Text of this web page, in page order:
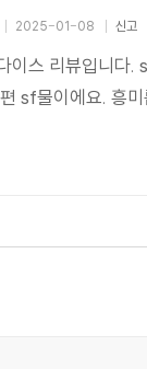
2025-01-08 신고
이스 리뷰입니다.
sf물이에요. 흥